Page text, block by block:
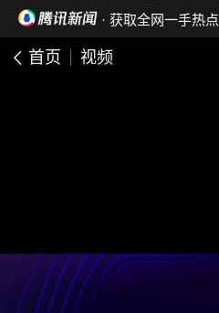
· 获取全网一手热点
首页 视频